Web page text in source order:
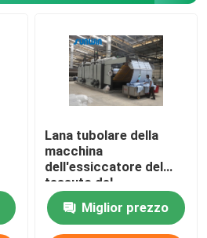
Lana tubolare della
macchina
dell'essiccatore del
tessuto del
riscaldamento a gas
pre asciugatrice
50m/Min
Miglior prezzo